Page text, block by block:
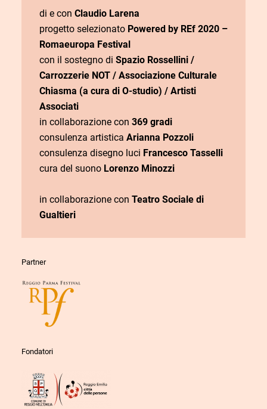
di e con Claudio Larena
progetto selezionato Powered by REf 2020 –
Romaeuropa Festival
con il sostegno di Spazio Rossellini /
Carrozzerie NOT / Associazione Culturale
Chiasma (a cura di O-studio) / Artisti
Associati
in collaborazione con 369 gradi
consulenza artistica Arianna Pozzoli
consulenza disegno luci Francesco Tasselli
cura del suono Lorenzo Minozzi
in collaborazione con Teatro Sociale di
Gualtieri
Partner
Fondatori